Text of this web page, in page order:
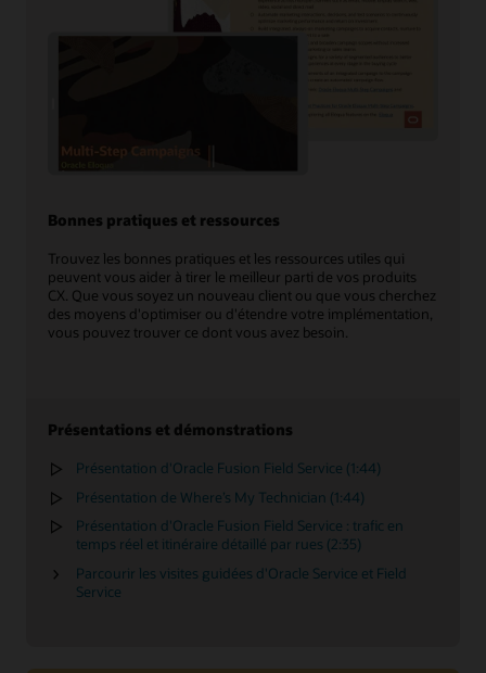
Bonnes pratiques et ressources
Trouvez les bonnes pratiques et les ressources utiles qui
peuvent vous aider à tirer le meilleur parti de vos produits
CX. Que vous soyez un nouveau client ou que vous cherchez
des moyens d'optimiser ou d'étendre votre implémentation,
vous pouvez trouver ce dont vous avez besoin.
Présentations et démonstrations
Présentation d'Oracle Fusion Field Service (1:44)
Présentation de Where’s My Technician (1:44)
Présentation d'Oracle Fusion Field Service : trafic en
temps réel et itinéraire détaillé par rues (2:35)
Parcourir les visites guidées d'Oracle Service et Field
Service